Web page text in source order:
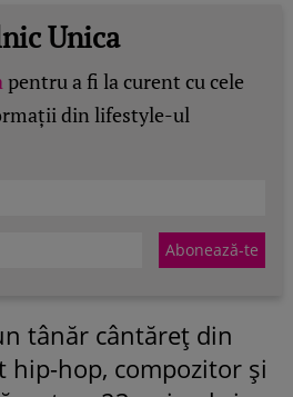
Unica
pentru a fi la curent cu cele
din lifestyle-ul
tânăr cântăreț din
hip-hop, compozitor și